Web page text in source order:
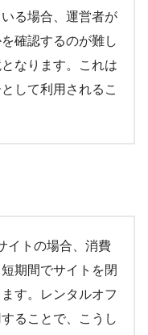
る場合、運営者が
確認するのが難し
なります。これは
して利用されるこ
イトの場合、消費
期間でサイトを閉
す。レンタルオフ
ることで、こうし